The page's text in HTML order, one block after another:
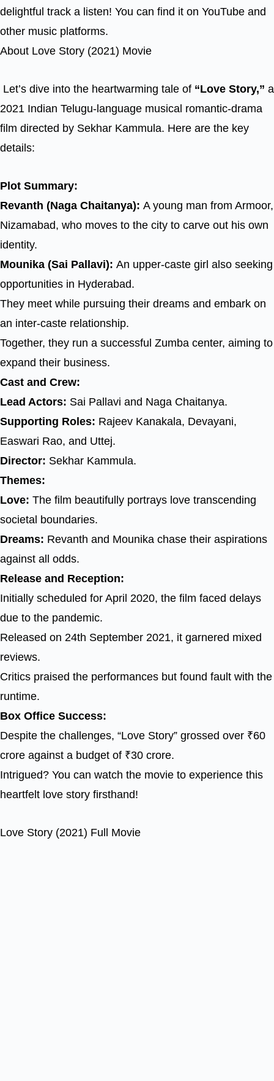
delightful track a listen! You can find it on YouTube and
other music platforms.
About Love Story (2021) Movie
Let’s dive into the heartwarming tale of “Love Story,” a
2021 Indian Telugu-language musical romantic-drama
film directed by Sekhar Kammula. Here are the key
details:
Plot Summary:
Revanth (Naga Chaitanya): A young man from Armoor,
Nizamabad, who moves to the city to carve out his own
identity.
Mounika (Sai Pallavi): An upper-caste girl also seeking
opportunities in Hyderabad.
They meet while pursuing their dreams and embark on
an inter-caste relationship.
Together, they run a successful Zumba center, aiming to
expand their business.
Cast and Crew:
Lead Actors: Sai Pallavi and Naga Chaitanya.
Supporting Roles: Rajeev Kanakala, Devayani,
Easwari Rao, and Uttej.
Director: Sekhar Kammula.
Themes:
Love: The film beautifully portrays love transcending
societal boundaries.
Dreams: Revanth and Mounika chase their aspirations
against all odds.
Release and Reception:
Initially scheduled for April 2020, the film faced delays
due to the pandemic.
Released on 24th September 2021, it garnered mixed
reviews.
Critics praised the performances but found fault with the
runtime.
Box Office Success:
Despite the challenges, “Love Story” grossed over ₹60
crore against a budget of ₹30 crore.
Intrigued? You can watch the movie to experience this
heartfelt love story firsthand!
Love Story (2021) Full Movie